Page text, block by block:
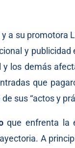
a su promotora
y
los demás
que
sus “actos y
que enfrenta la
A